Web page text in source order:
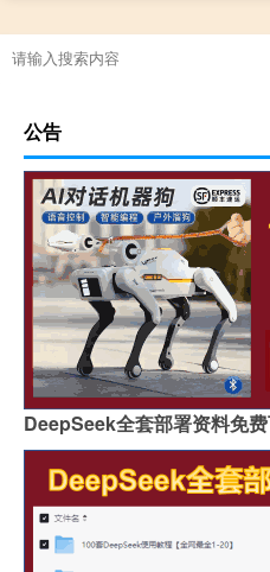
公告
DeepSeek全套部署资料免